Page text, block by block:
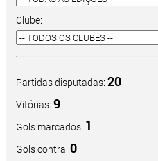
Clube:
Partidas disputadas: 20
Vitórias: 9
Gols marcados: 1
Gols contra: 0